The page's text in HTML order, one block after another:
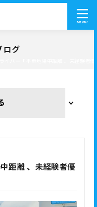
MENU
ログ
距離 、未経験者優